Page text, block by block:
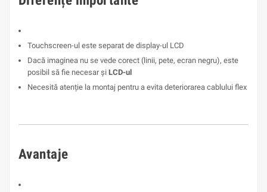
Touchscreen-ul este separat de display-ul LCD
Dacă imaginea nu se vede corect (linii, pete, ecran negru), este
posibil să fie necesar și LCD-ul
Necesită atenție la montaj pentru a evita deteriorarea cablului flex
Avantaje